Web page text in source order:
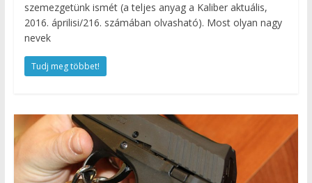
szemezgetünk ismét (a teljes anyag a Kaliber aktuális,
2016. áprilisi/216. számában olvasható). Most olyan nagy
nevek
Tudj meg többet!